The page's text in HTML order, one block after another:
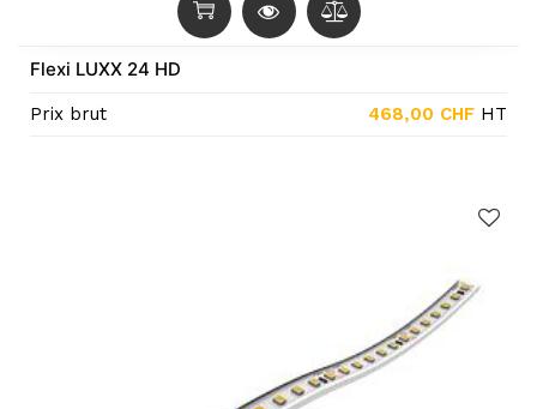
Flexi LUXX 24 HD
Prix brut 468,00 CHF HT